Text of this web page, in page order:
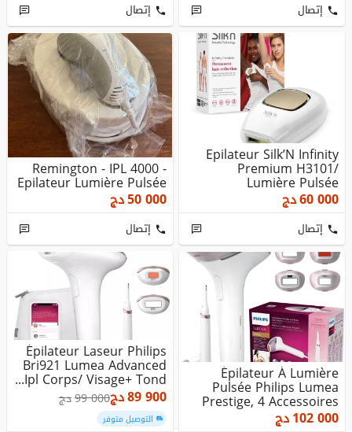
إتصال إتصال
Epilateur Silk’N Infinity
Premium H3101/
Lumière Pulsée
60 000دج
إتصال
Remington - IPL 4000 -
Epilateur Lumière Pulsée
50 000دج
إتصال
Épilateur À Lumière
Pulsée Philips Lumea
Prestige, 4 Accessoires
Avec ...
102 000دج
Épilateur Laseur Philips
Bri921 Lumea Advanced
Ipl Corps/ Visage+ Tond...
89 900دج99 000دج
التوصيل متوفر